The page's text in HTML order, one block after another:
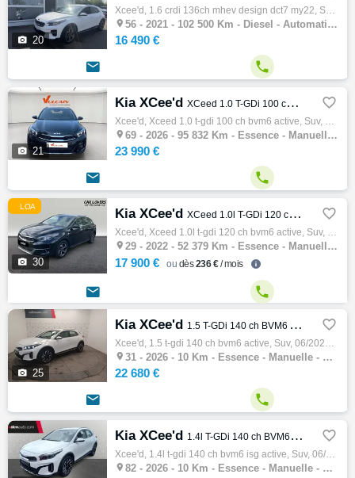
 20
Xcee'd, 1.6 crdi 136ch mhev design dct7 my22, Suv, 09/2021, 136ch, 7cv, 102500 km, 5 portes, 5 places, Clim. auto, Diesel, Boite de vitesse…
 56 - 2021 - 102 500 Km - Diesel - Automatique - SUV
16 490 €
 
 21
Kia XCee'd XCeed 1.0 T-GDi 100 ch BVM6 Active 
Xcee'd, Xceed 1.0 t-gdi 100 ch bvm6 active, Suv, 07/2026, 100ch, 5cv, 95832 km, 5 portes, 5 places, Clim. auto, Essence, Boite de vitesse m…
 69 - 2026 - 95 832 Km - Essence - Manuelle - SUV
23 990 €
 
LOA
 30
Kia XCee'd XCeed 1.0l T-GDi 120 ch BVM6 Active 
Xcee'd, Xceed 1.0l t-gdi 120 ch bvm6 active, Suv, 05/2022, 120ch, 6cv, 52379 km, 5 portes, 5 places, Clim. manuelle, Essence, Boite de vite…
 29 - 2022 - 52 379 Km - Essence - Manuelle - SUV
17 900 € dès236 €/ mois
 
 25
Kia XCee'd 1.5 T-GDi 140 ch BVM6 Active 
Xcee'd, 1.5 t-gdi 140 ch bvm6 active, Suv, 06/2026, 140ch, 7cv, 10 km, 5 portes, 5 places, Clim. auto, Essence, Boite de vitesse manuelle, …
 31 - 2026 - 10 Km - Essence - Manuelle - SUV
22 680 €
 
Kia XCee'd 1.4l T-GDi 140 ch BVM6 ISG Active 
Xcee'd, 1.4l t-gdi 140 ch bvm6 isg active, Suv, 06/2026, 140ch, 7cv, 10 km, 5 portes, 5 places, Première main, Clim. auto, Essence, Boite d…
 82 - 2026 - 10 Km - Essence - Manuelle - SUV